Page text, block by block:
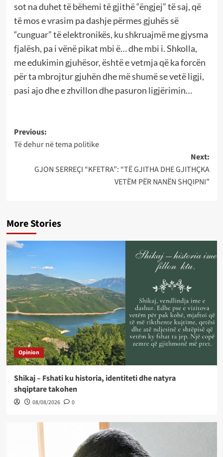
sot na duhet të bëhemi të gjithë “ëngjej” të saj, që
të mos e vrasim pa dashje përmes gjuhës së
“cunguar” të elektronikës, ku shkruajmë me gjysma
fjalësh, pa i vënë pikat mbi ë… dhe mbi i. Shkolla,
me edukimin gjuhësor, është e vetmja që ka forcën
për ta mbrojtur gjuhën dhe më shumë se vetë ligji,
pasi ajo dhe e zhvillon dhe pasuron ligjërimin…
Post
navigation
Previous:
Të dehur në tema politike
Next:
GJON SERREÇI “KFETRA”: “TË GJITHA DHE GJITHÇKA
VETËM PËR NANËN SHQIPNI”
More Stories
Opinion
Shikaj – Fshati ku historia, identiteti dhe natyra
shqiptare takohen
08/08/2026 0